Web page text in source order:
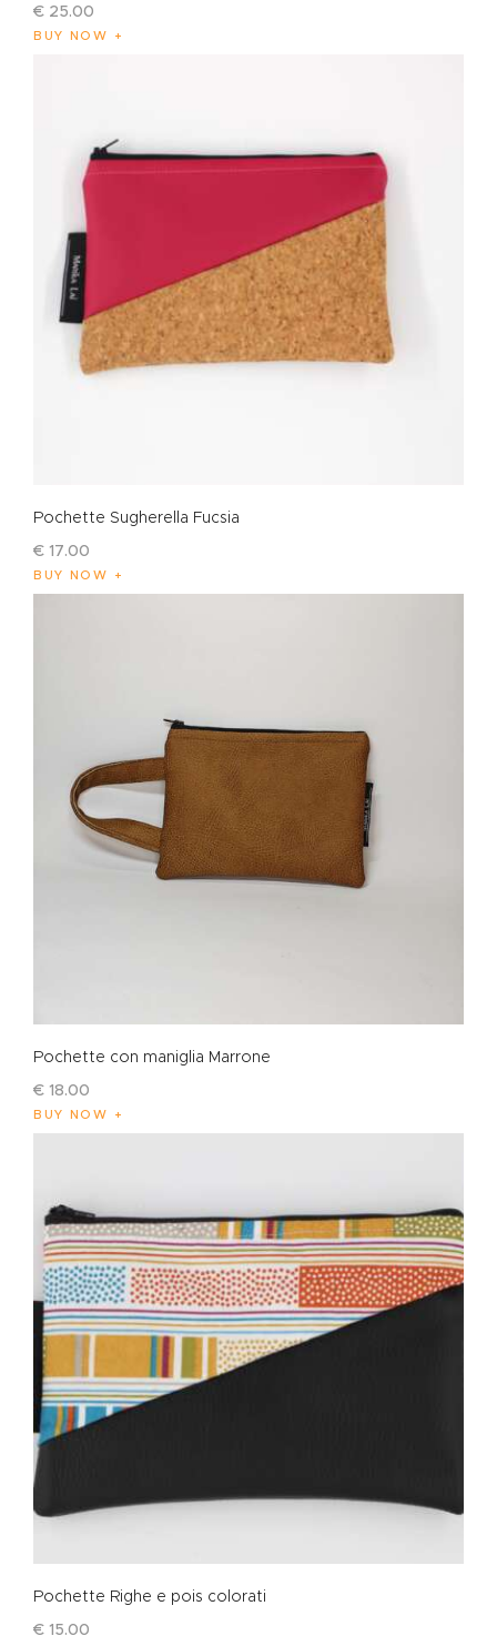
€ 25.00
BUY NOW
Pochette Sugherella Fucsia
€ 17.00
BUY NOW
Pochette con maniglia Marrone
€ 18.00
BUY NOW
Pochette Righe e pois colorati
€ 15.00